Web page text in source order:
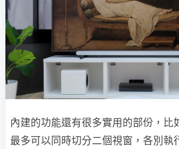
內建的功能還有很多實用的部份，比
最多可以同時切分二個視窗，各別執